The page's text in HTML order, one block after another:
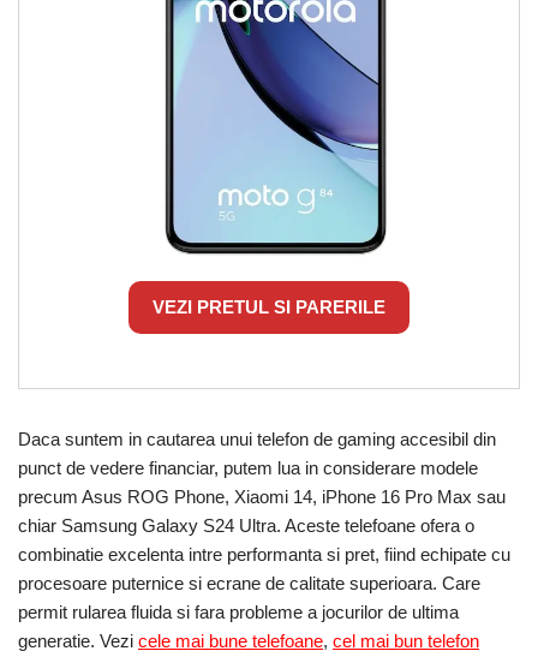
VEZI PRETUL SI PARERILE
Daca suntem in cautarea unui telefon de gaming accesibil din
punct de vedere financiar, putem lua in considerare modele
precum Asus ROG Phone, Xiaomi 14, iPhone 16 Pro Max sau
chiar Samsung Galaxy S24 Ultra. Aceste telefoane ofera o
combinatie excelenta intre performanta si pret, fiind echipate cu
procesoare puternice si ecrane de calitate superioara. Care
permit rularea fluida si fara probleme a jocurilor de ultima
generatie. Vezi cele mai bune telefoane, cel mai bun telefon